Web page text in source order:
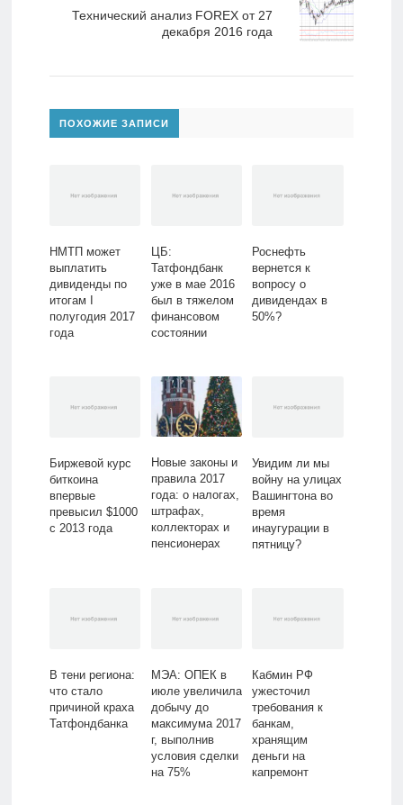
​Технический анализ FOREX от 27
декабря 2016 года
ПОХОЖИЕ ЗАПИСИ
НМТП может
выплатить
дивиденды по
итогам I
полугодия 2017
года
ЦБ:
Татфондбанк
уже в мае 2016
был в тяжелом
финансовом
состоянии
Роснефть
вернется к
вопросу о
дивидендах в
50%?
Биржевой курс
биткоина
впервые
превысил $1000
с 2013 года
Новые законы и
правила 2017
года: о налогах,
штрафах,
коллекторах и
пенсионерах
Увидим ли мы
войну на улицах
Вашингтона во
время
инаугурации в
пятницу?
В тени региона:
что стало
причиной краха
Татфондбанка
МЭА: ОПЕК в
июле увеличила
добычу до
максимума 2017
г, выполнив
условия сделки
на 75%
Кабмин РФ
ужесточил
требования к
банкам,
хранящим
деньги на
капремонт